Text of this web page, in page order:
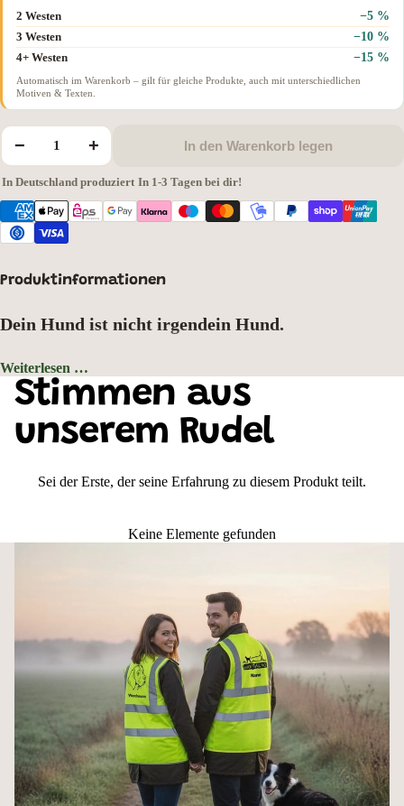
2 Westen −5 %
3 Westen −10 %
4+ Westen −15 %
Automatisch im Warenkorb – gilt für gleiche Produkte, auch mit unterschiedlichen
Motiven & Texten.
− + In den Warenkorb legen
In Deutschland produziert In 1-3 Tagen bei dir!
Produktinformationen
Dein Hund ist nicht irgendein Hund.
Er hat einen Namen, eine Rasse, einen Charakter – und gehört zu dir wie kein
anderer. Warum sollte deine Warnweste das verschweigen? Mit deinem
Hunderassen-Motiv und deinem Wunschnamen trägst du ihn buchstäblich nah
am Herzen. Und bist dabei sichtbar für alle, die es wissen sollen.
Personalisierbar mit Wunschname & Motiv
Schnell anziehbar dank Klettverschluss
Ideal für Gassi, Hundetraining & Hundesport
Der Klettverschluss – unterschätzt, aber
unschlagbar praktisch
Zwei stabile Klettverschlüsse vorne. Kein Reißverschluss der klemmt, kein
Gefummel bei Kälte und Handschuhen. Einfach aufmachen, reinschlüpfen,
festmachen – auch über der dicken Winterjacke. Wer einmal damit unterwegs
war, will den Klettverschluss oft nicht mehr missen.
Diese leichte Hundesportweste hat bewusst keine Taschen – das macht sie
leichter, kompakter und unkomplizierter. Wer zusätzlich Stauraum braucht,
findet in unserer Premium Warnweste den passenden Upgrade mit
Weiterlesen …
Farbe der Weste: Neongelb, Motivauswahl: Malinois
Stimmen aus
unserem Rudel
Sei der Erste, der seine Erfahrung zu diesem Produkt teilt.
Keine Elemente gefunden